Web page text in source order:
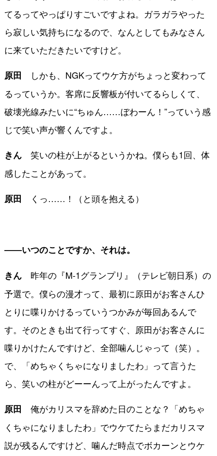
てるってやっぱりすごいですよね。ガラガラやった
ら寂しい気持ちになるので、なんとしてもみなさん
に来ていただきたいですけど。
原田 しかも、NGKってウケ方がちょっと変わって
るっていうか。客席に反響板が付いてるらしくて、
破壊光線みたいに“ちゅん……ぼわーん！”っていう感
じで笑い声が響くんですよ。
きん笑いの柱が上がるというかね。僕らも1回、体
感したことがあって。
原田 くっ……！（と頭を抱える）
――いつのことですか、それは。
きん昨年の『M-1グランプリ』（テレビ朝日系）の
予選で。僕らの漫才って、最初に原田がお客さんひ
とりに喋りかけるっていうつかみが毎回あるんで
す。そのときも出て行ってすぐ、原田がお客さんに
喋りかけたんですけど、全部噛んじゃって（笑）。
で、「めちゃくちゃになりましたわ」って言うた
ら、笑いの柱がどーーんって上がったんですよ。
原田 俺がカリスマを辞めた日のことな？「めちゃ
くちゃになりましたわ」でウケてたらまだカリスマ
説が残るんですけど、噛んだ時点でボカーンとウケ